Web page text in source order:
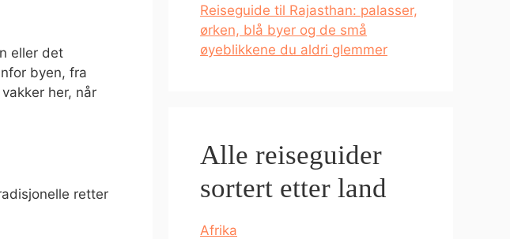
eller det
byen, fra
her, når
retter
Reiseguide til Rajasthan: palasser,
ørken, blå byer og de små
øyeblikkene du aldri glemmer
Alle reiseguider
sortert etter land
Afrika